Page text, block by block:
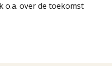
o.a. over de toekomst